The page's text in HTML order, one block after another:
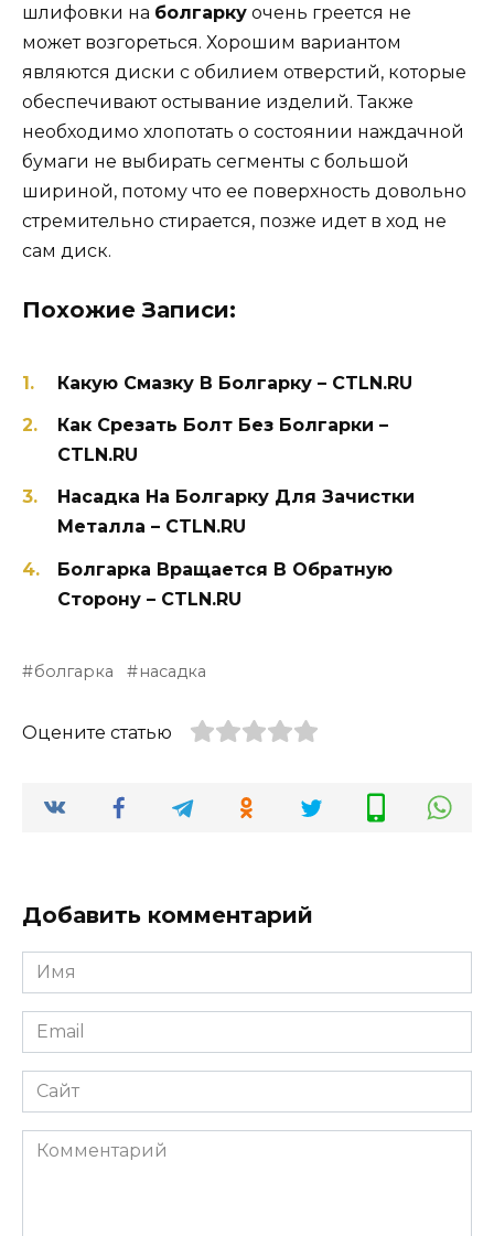
шлифовки на болгарку очень греется не
может возгореться. Хорошим вариантом
являются диски с обилием отверстий, которые
обеспечивают остывание изделий. Также
необходимо хлопотать о состоянии наждачной
бумаги не выбирать сегменты с большой
шириной, потому что ее поверхность довольно
стремительно стирается, позже идет в ход не
сам диск.
Похожие Записи:
Какую Смазку В Болгарку – CTLN.RU
Как Срезать Болт Без Болгарки –
CTLN.RU
Насадка На Болгарку Для Зачистки
Металла – CTLN.RU
Болгарка Вращается В Обратную
Сторону – CTLN.RU
болгарка насадка
Оцените статью
Добавить комментарий
Имя
*
Email
*
Сайт
Комментарий